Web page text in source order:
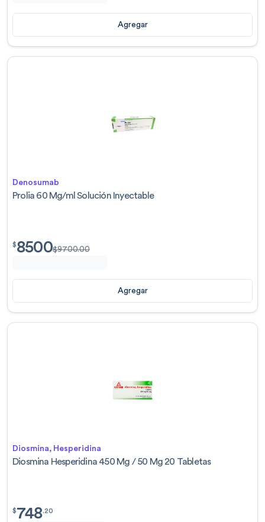
Agregar
Denosumab
Prolia 60 Mg/ml Solución Inyectable
$8500.00
$8500$9700.00
Agregar
Diosmina, Hesperidina
Diosmina Hesperidina 450 Mg / 50 Mg 20 Tabletas
$748.20
$748.20